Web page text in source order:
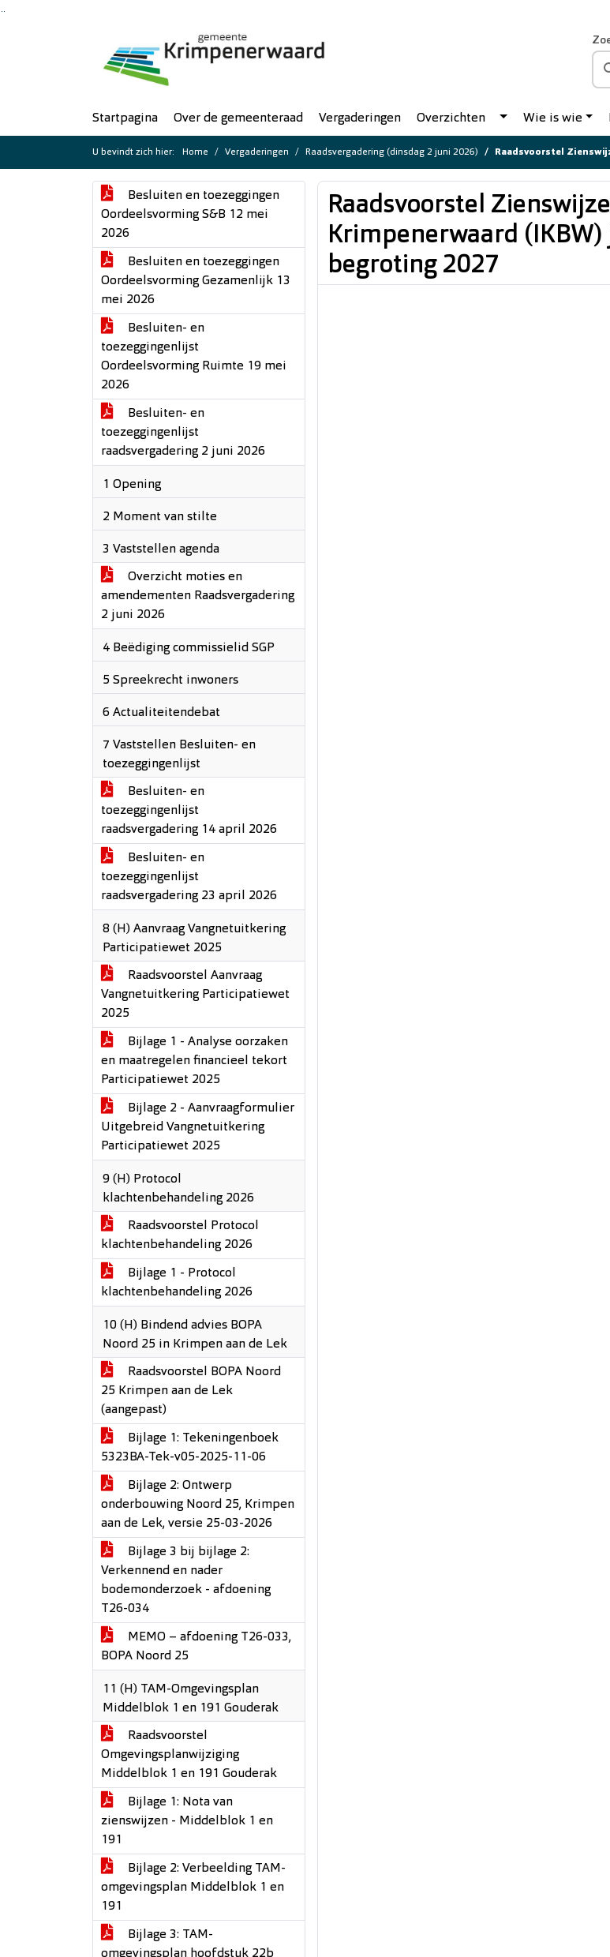
Startpagina Over de gemeenteraad Vergaderingen Overzichten Wie is wie
U bevindt zich hier: Home Vergaderingen Raadsvergadering (dinsdag 2 juni 2026) Raadsvoorstel Zienswijze
Besluiten en toezeggingen
Oordeelsvorming S&B 12 mei
2026
Besluiten en toezeggingen
Oordeelsvorming Gezamenlijk 13
mei 2026
Besluiten- en
toezeggingenlijst
Oordeelsvorming Ruimte 19 mei
2026
Besluiten- en
toezeggingenlijst
raadsvergadering 2 juni 2026
1 Opening
2 Moment van stilte
3 Vaststellen agenda
Overzicht moties en
amendementen Raadsvergadering
2 juni 2026
4 Beëdiging commissielid SGP
5 Spreekrecht inwoners
6 Actualiteitendebat
7 Vaststellen Besluiten- en
toezeggingenlijst
Besluiten- en
toezeggingenlijst
raadsvergadering 14 april 2026
Besluiten- en
toezeggingenlijst
raadsvergadering 23 april 2026
8 (H) Aanvraag Vangnetuitkering
Participatiewet 2025
Raadsvoorstel Aanvraag
Vangnetuitkering Participatiewet
2025
Bijlage 1 - Analyse oorzaken
en maatregelen financieel tekort
Participatiewet 2025
Bijlage 2 - Aanvraagformulier
Uitgebreid Vangnetuitkering
Participatiewet 2025
9 (H) Protocol
klachtenbehandeling 2026
Raadsvoorstel Protocol
klachtenbehandeling 2026
Bijlage 1 - Protocol
klachtenbehandeling 2026
10 (H) Bindend advies BOPA
Noord 25 in Krimpen aan de Lek
Raadsvoorstel BOPA Noord
25 Krimpen aan de Lek
(aangepast)
Bijlage 1: Tekeningenboek
5323BA-Tek-v05-2025-11-06
Bijlage 2: Ontwerp
onderbouwing Noord 25, Krimpen
aan de Lek, versie 25-03-2026
Bijlage 3 bij bijlage 2:
Verkennend en nader
bodemonderzoek - afdoening
T26-034
MEMO – afdoening T26-033,
BOPA Noord 25
11 (H) TAM-Omgevingsplan
Middelblok 1 en 191 Gouderak
Raadsvoorstel
Omgevingsplanwijziging
Middelblok 1 en 191 Gouderak
Bijlage 1: Nota van
zienswijzen - Middelblok 1 en
191
Bijlage 2: Verbeelding TAM-
omgevingsplan Middelblok 1 en
191
Bijlage 3: TAM-
omgevingsplan hoofdstuk 22b
Raadsvoorstel
Krimpenerwaard
begroting 2027